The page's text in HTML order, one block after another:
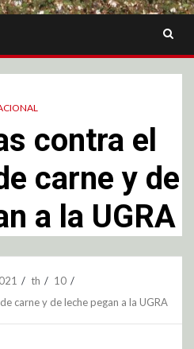
contra el
carne y de
a la UGRA
th
10
carne y de leche pegan a la UGRA